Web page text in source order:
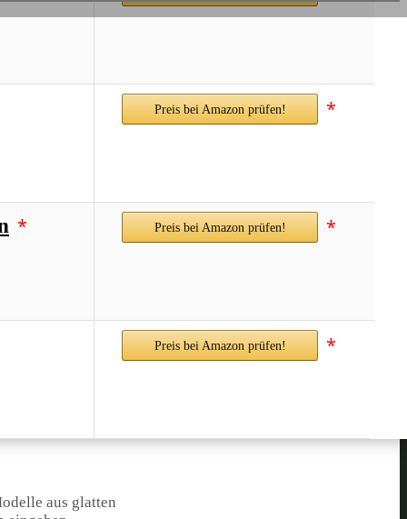
Preis bei Amazon prüfen! *
* Preis bei Amazon prüfen! *
Preis bei Amazon prüfen! *
aus glatten